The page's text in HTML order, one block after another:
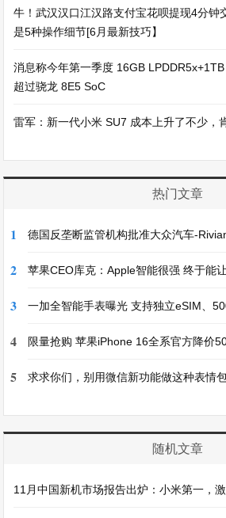
牛！武汉汉口江汉路支付宝花呗提现4分钟
是5种操作细节[6月最新技巧】
消息称今年第一季度 16GB
超过骁龙 8E5 SoC
雷军：新一代小米 SU7 成本上升了不少，
热门文章
1 德国反垄断监管机构批准大众汽车-
2 苹果CEO库克：Apple智能很强 终于能
3 一加全智能手表曝光 支持独立eSIM、
4 限量抢购 苹果iPhone 16全系官方降价
5 求求你们，别用微信新功能做这种表情包
随机文章
11月中国新机市场报告出炉：小米第一，